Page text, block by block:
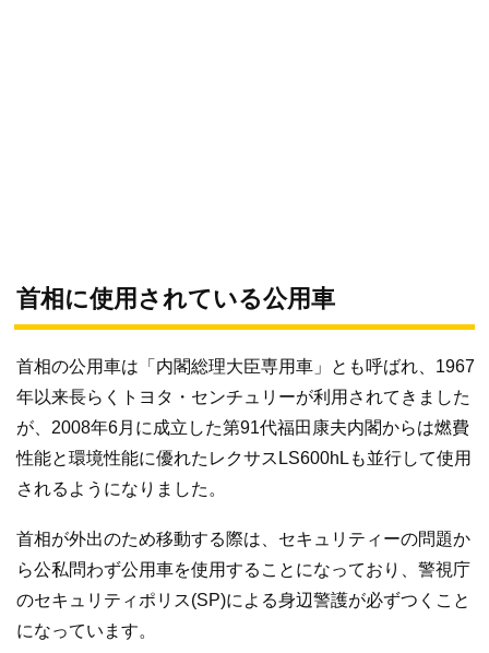
首相に使用されている公用車
首相の公用車は「内閣総理大臣専用車」とも呼ばれ、1967
年以来長らくトヨタ・センチュリーが利用されてきました
が、2008年6月に成立した第91代福田康夫内閣からは燃費
性能と環境性能に優れたレクサスLS600hLも並行して使用
されるようになりました。
首相が外出のため移動する際は、セキュリティーの問題か
ら公私問わず公用車を使用することになっており、警視庁
のセキュリティポリス(SP)による身辺警護が必ずつくこと
になっています。